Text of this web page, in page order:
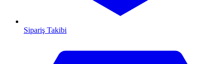
Sipariş Takibi